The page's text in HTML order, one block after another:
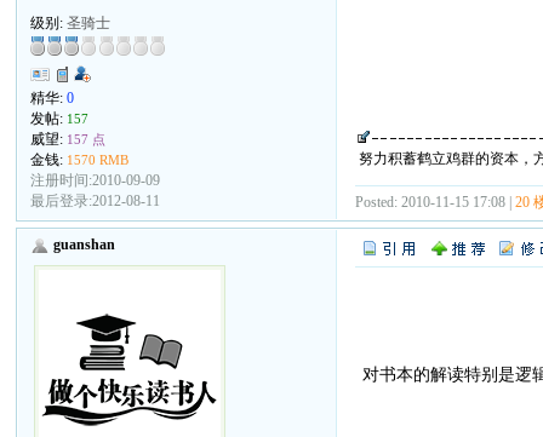
级别:圣骑士
精华:0
发帖: 157
威望: 157 点
金钱: 1570 RMB
注册时间:2010-09-09
最后登录:2012-08-11
努力积蓄鹤立鸡群的资本，
Posted: 2010-11-15 17:08 |20
guanshan
对书本的解读特别是逻